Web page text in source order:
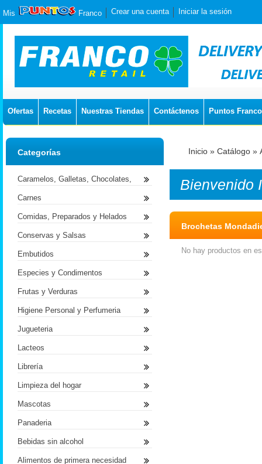
Mis Franco Crear una cuenta Iniciar la sesión
Ofertas Recetas Nuestras Tiendas Contáctenos Puntos Franco
Inicio » Catálogo »
Bienvenido
Brochetas
No hay productos en
Categorías
Caramelos, Galletas, Chocolates,
Carnes
Comidas, Preparados y Helados
Conservas y Salsas
Embutidos
Especies y Condimentos
Frutas y Verduras
Higiene Personal y Perfumeria
Jugueteria
Lacteos
Librería
Limpieza del hogar
Mascotas
Panaderia
Bebidas sin alcohol
Alimentos de primera necesidad